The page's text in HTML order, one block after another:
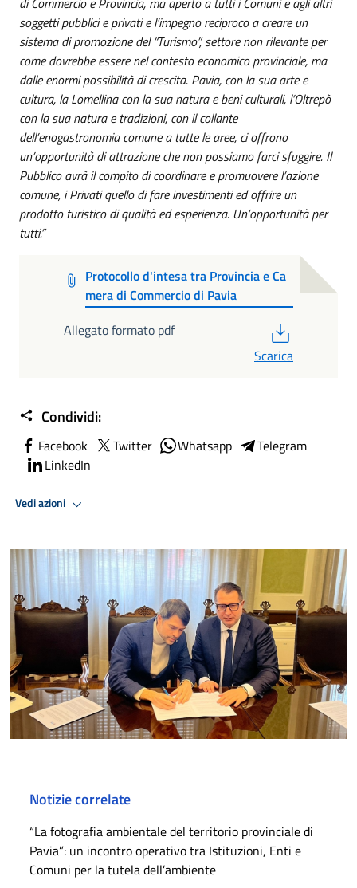
soggetti pubblici e privati e l’impegno reciproco a creare un
sistema di promozione del “Turismo”, settore non rilevante per
come dovrebbe essere nel contesto economico provinciale, ma
dalle enormi possibilità di crescita. Pavia, con la sua arte e
cultura, la Lomellina con la sua natura e beni culturali, l’Oltrepò
con la sua natura e tradizioni, con il collante
dell’enogastronomia comune a tutte le aree, ci offrono
un’opportunità di attrazione che non possiamo farci sfuggire. Il
Pubblico avrà il compito di coordinare e promuovere l’azione
comune, i Privati quello di fare investimenti ed offrire un
prodotto turistico di qualità ed esperienza. Un’opportunità per
tutti.”
Protocollo d'intesa tra Provincia e Ca
mera di Commercio di Pavia
Allegato formato pdf
Scarica
Condividi:
Facebook Twitter Whatsapp
Telegram
LinkedIn
Vedi azioni
Notizie correlate
“La fotografia ambientale del territorio provinciale di
Pavia”: un incontro operativo tra Istituzioni, Enti e
Comuni per la tutela dell’ambiente